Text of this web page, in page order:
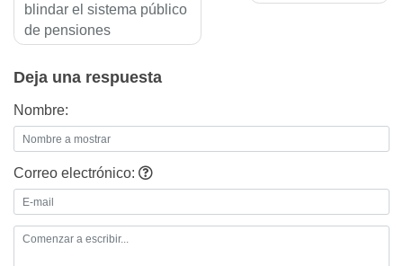
de
entradas
blindar el sistema público
de pensiones
Deja una respuesta
Nombre:
Correo electrónico: